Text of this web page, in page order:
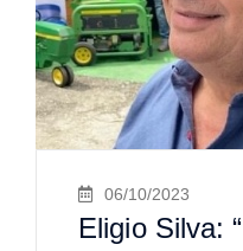
06/10/2023
Eligio Silva: